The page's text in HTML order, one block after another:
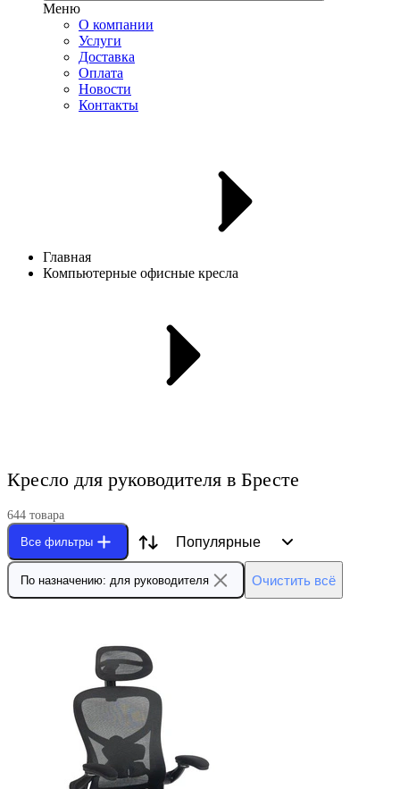
Меню
О компании
Услуги
Доставка
Оплата
Новости
Контакты
Главная
Компьютерные офисные кресла
Кресло для руководителя в Бресте
644 товара
Все фильтры
Популярные
По назначению: для руководителя Очистить всё